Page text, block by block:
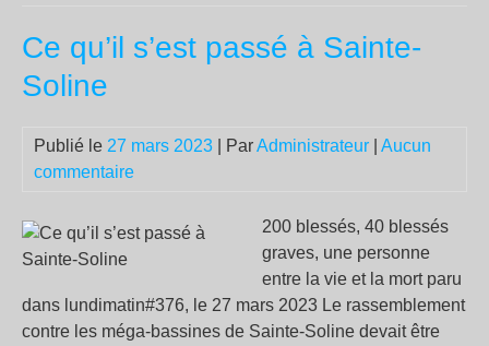
Ce qu’il s’est passé à Sainte-
Soline
Publié le 27 mars 2023 | ParAdministrateur
Aucun
commentaire
200 blessés, 40 blessés
graves, une personne
entre la vie et la mort paru
dans lundimatin#376, le 27 mars 2023 Le rassemblement
contre les méga-bassines de Sainte-Soline devait être